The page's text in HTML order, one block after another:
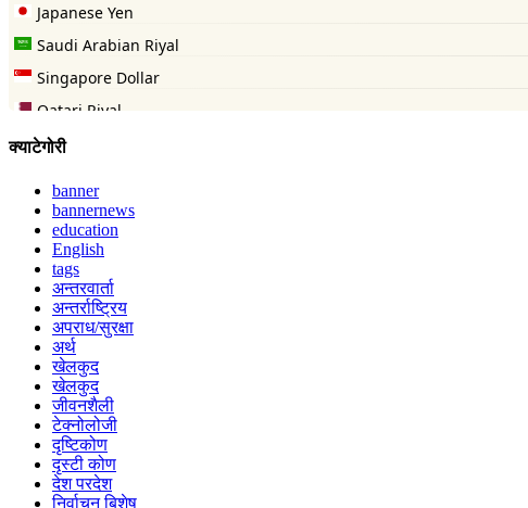
क्याटेगोरी
banner
bannernews
education
English
tags
अन्तरवार्ता
अन्तर्राष्ट्रिय
अपराध/सुरक्षा
अर्थ
खेलकुद
खेलकुद
जीवनशैली
टेक्नोलोजी
दृष्टिकोण
दृस्टी कोण
देश परदेश
निर्वाचन बिशेष